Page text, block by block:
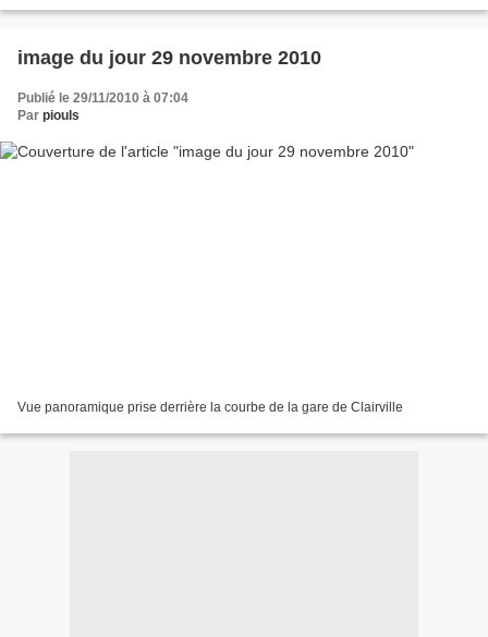
image du jour 29 novembre 2010
Publié le 29/11/2010 à 07:04
Par piouls
Vue panoramique prise derrière la courbe de la gare de Clairville